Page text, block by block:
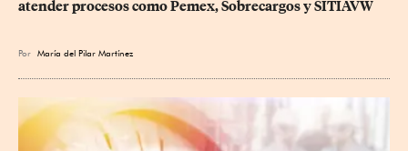
atender procesos como Pemex, Sobrecargos y SITIAVW
Por María del Pilar Martínez